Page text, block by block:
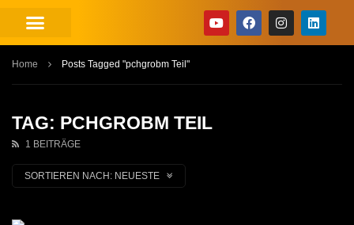
Home Posts Tagged "pchgrobm Teil"
TAG: PCHGROBM TEIL
1 BEITRÄGE
SORTIEREN NACH: NEUESTE